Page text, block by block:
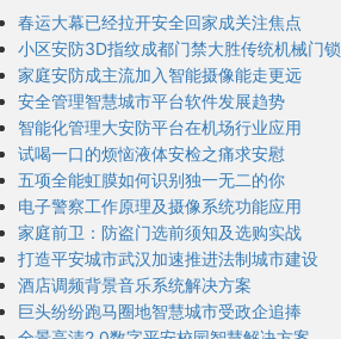
春运大幕已经拉开安全回家成关注焦点
小区安防3D指纹成都门禁大胜传统机械门锁
家庭安防成主流加入智能摄像能走更远
安全管理智慧城市平台软件发展趋势
智能化管理大安防平台在机场行业应用
试喝一口的烦恼液体安检之痛求安慰
五项全能虹膜如何识别独一无二的你
电子警察工作原理及摄像系统功能应用
家庭前卫：防盗门选前须知及选购实战
打造平安城市武汉加速推进法制城市建设
酒店调频背景音乐系统解决方案
巨头纷纷跑马圈地智慧城市受政企追捧